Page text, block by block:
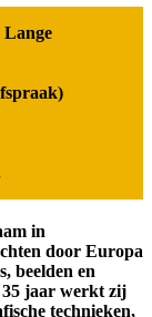
in
door Europa
beelden en
35 jaar werkt zij
technieken,